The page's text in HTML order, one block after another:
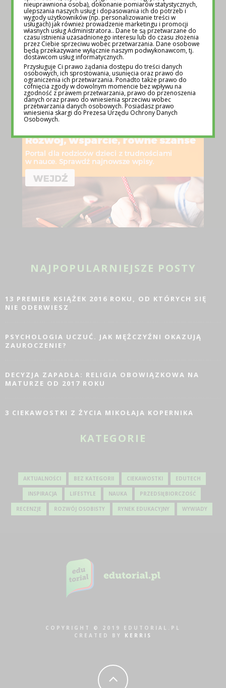
TEMATY NA LEKCJE WYCHOWAWCZE –
POMOC DLA NAUCZYCIELI
12 MAJA 2025
REKLAMA
NAJPOPULARNIEJSZE POSTY
13 PREMIER KSIĄŻEK 2016 ROKU, OD KTÓRYCH SIĘ
NIE ODERWIESZ
PSYCHOLOGIA UCZUĆ. JAK MĘŻCZYŹNI OKAZUJĄ
ZAUROCZENIE?
DECYZJA ZAPADŁA: RELIGIA OBOWIĄZKOWA NA
MATURZE OD 2017 ROKU
3 CIEKAWOSTKI Z ŻYCIA MIKOŁAJA KOPERNIKA
KATEGORIE
AKTUALNOŚCI BEZ KATEGORII CIEKAWOSTKI EDUTECH
INSPIRACJA LIFESTYLE NAUKA PRZEDSIĘBIORCZOŚĆ
RECENZJE ROZWÓJ OSOBISTY RYNEK EDUKACYJNY WYWIADY
COPYRIGHT © 2019 EDUTORIAL.PL
CREATED BY KERRIS
nieuprawniona osoba), dokonanie pomiarów statystycznych,
ulepszania naszych usług i dopasowania ich do potrzeb i
wygody użytkowników (np. personalizowanie treści w
usługach) jak również prowadzenie marketingu i promocji
własnych usług Administratora.. Dane te są przetwarzane do
czasu istnienia uzasadnionego interesu lub do czasu złożenia
przez Ciebie sprzeciwu wobec przetwarzania. Dane osobowe
będą przekazywane wyłącznie naszym podwykonawcom, tj.
dostawcom usług informatycznych.
Przysługuje Ci prawo żądania dostępu do treści danych
osobowych, ich sprostowania, usunięcia oraz prawo do
ograniczenia ich przetwarzania. Ponadto także prawo do
cofnięcia zgody w dowolnym momencie bez wpływu na
zgodność z prawem przetwarzania, prawo do przenoszenia
danych oraz prawo do wniesienia sprzeciwu wobec
przetwarzania danych osobowych. Posiadasz prawo
wniesienia skargi do Prezesa Urzędu Ochrony Danych
Osobowych.